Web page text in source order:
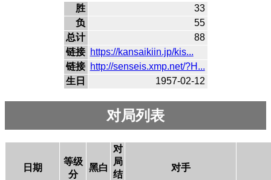
胜
33
负
55
总计
88
链接 https://kansaikiin.jp/kis...
链接 http://senseis.xmp.net/?H...
生日
1957-02-12
对局列表
日期
等级
分
黑白
对
局
结
对手